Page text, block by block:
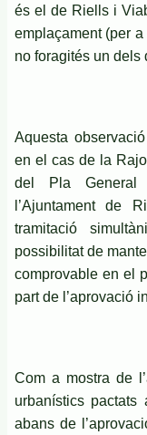
és el de Riells i
emplaçament (per
no foragités un dels
Aquesta
en el cas de la
del Pla General
l’Ajuntament de
tramitació
possibilitat de
comprovable en el
part de l’aprovació
Com a mostra de
urbanístics
abans de